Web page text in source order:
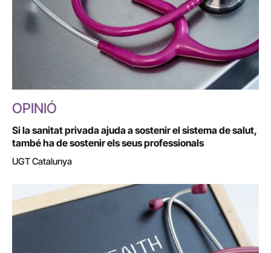
OPINIÓ
Si la sanitat privada ajuda a sostenir el sistema de salut,
també ha de sostenir els seus professionals
UGT Catalunya